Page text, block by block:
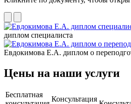
диплом специалиста
Евдокимова Е.А. диплом о
Цены на наши услуги
Бесплатная
Консультация